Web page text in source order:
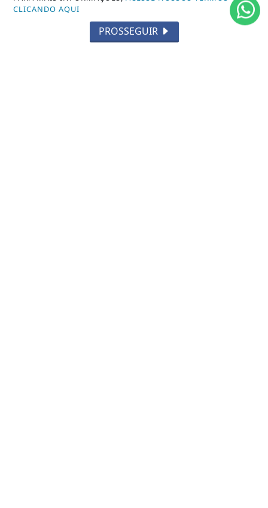
CLICANDO AQUI
PROSSEGUIR